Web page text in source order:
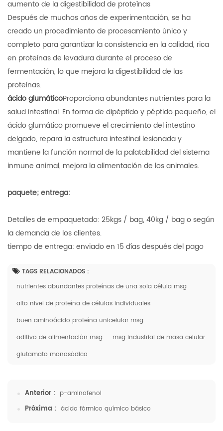
aumento de la digestibilidad de proteínas
Después de muchos años de experimentación, se ha
creado un procedimiento de procesamiento único y
completo para garantizar la consistencia en la calidad, rica
en proteínas de levadura durante el proceso de
fermentación, lo que mejora la digestibilidad de las
proteínas.
ácido glumáticoProporciona abundantes nutrientes para la
salud intestinal. En forma de dipéptido y péptido pequeño, el
ácido glumático promueve el crecimiento del intestino
delgado, repara la estructura intestinal lesionada y
mantiene la función normal de la palatabilidad del sistema
inmune animal, mejora la alimentación de los animales.
paquete; entrega:
Detalles de empaquetado: 25kgs / bag, 40kg / bag o según
la demanda de los clientes.
tiempo de entrega: enviado en 15 días después del pago
TAGS RELACIONADOS :
nutrientes abundantes proteínas de una sola célula msg
alto nivel de proteína de células individuales
buen aminoácido proteína unicelular msg
aditivo de alimentación msg
msg industrial de masa celular
glutamato monosódico
Anterior : p-aminofenol
Próxima : ácido fórmico químico básico